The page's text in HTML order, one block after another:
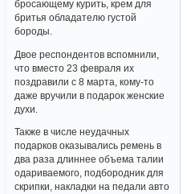
бросающему курить, крем для
бритья обладателю густой
бороды.
Двое респондентов вспомнили,
что вместо 23 февраля их
поздравили с 8 марта, кому-то
даже вручили в подарок женские
духи.
Также в числе неудачных
подарков оказывались ремень в
два раза длиннее объема талии
одариваемого, подбородник для
скрипки, накладки на педали авто